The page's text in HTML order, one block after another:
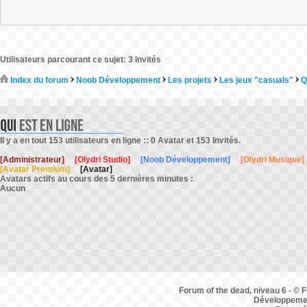
Utilisateurs parcourant ce sujet: 3 invités
Index du forum Noob Développement Les projets Les jeux "casuals"
Il y a en tout 153 utilisateurs en ligne :: 0 Avatar et 153 Invités.
[Administrateur]
[Olydri Studio] [Noob Développement]
[Olydri Musique]
[Avatar Premium]
[Avatar]
Avatars actifs au cours des 5 dernières minutes :
Aucun
Forum of the dead, niveau 6 - ©